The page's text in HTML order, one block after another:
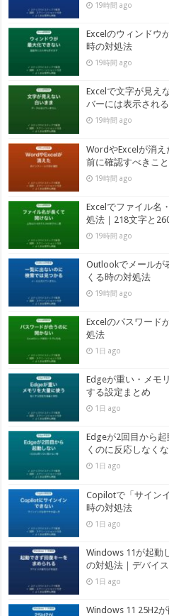
19時間 ago
Excelのウィンドウ
時の対処法
19時間 ago
Excelで文字が見え
バーには表示される
19時間 ago
WordやExcelが消
前に確認すべきこと
19時間 ago
Excelでファイル名
処法｜218文字と
19時間 ago
Outlookでメールが
くる時の対処法
19時間 ago
Excelのパスワード
処法
1日 ago
Edgeが重い・メモ
する設定まとめ
1日 ago
Edgeが2回目から
くのに反応しなく
1日 ago
Copilotで「サイン
時の対処法
1日 ago
Windows 11が起動
の対処法｜デバイ
1日 ago
Windows 11 25H2